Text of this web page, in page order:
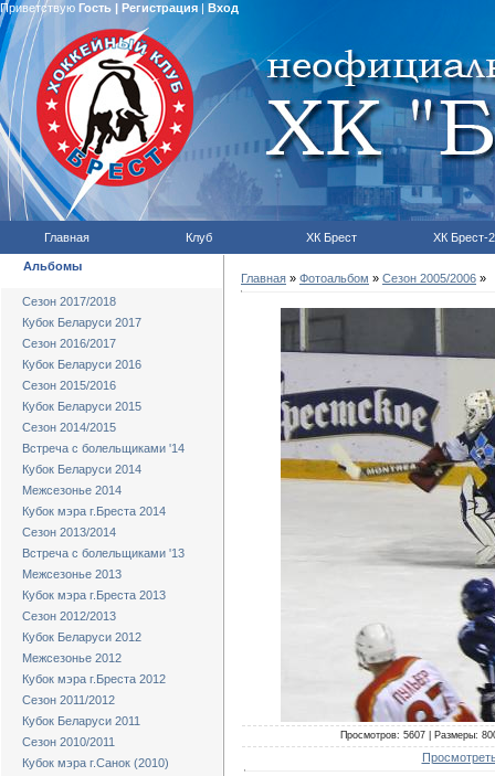
Приветствую Гость | Регистрация| Вход
Главная Клуб ХК Брест ХК Брест-2
Альбомы
Сезон 2017/2018
Кубок Беларуси 2017
Сезон 2016/2017
Кубок Беларуси 2016
Сезон 2015/2016
Кубок Беларуси 2015
Сезон 2014/2015
Встреча с болельщиками '14
Кубок Беларуси 2014
Межсезонье 2014
Кубок мэра г.Бреста 2014
Сезон 2013/2014
Встреча с болельщиками '13
Межсезонье 2013
Кубок мэра г.Бреста 2013
Сезон 2012/2013
Кубок Беларуси 2012
Межсезонье 2012
Кубок мэра г.Бреста 2012
Сезон 2011/2012
Кубок Беларуси 2011
Сезон 2010/2011
Кубок мэра г.Санок (2010)
Главная » Фотоальбом » Сезон 2005/2006 »
Просмотров: 5607 | Размеры: